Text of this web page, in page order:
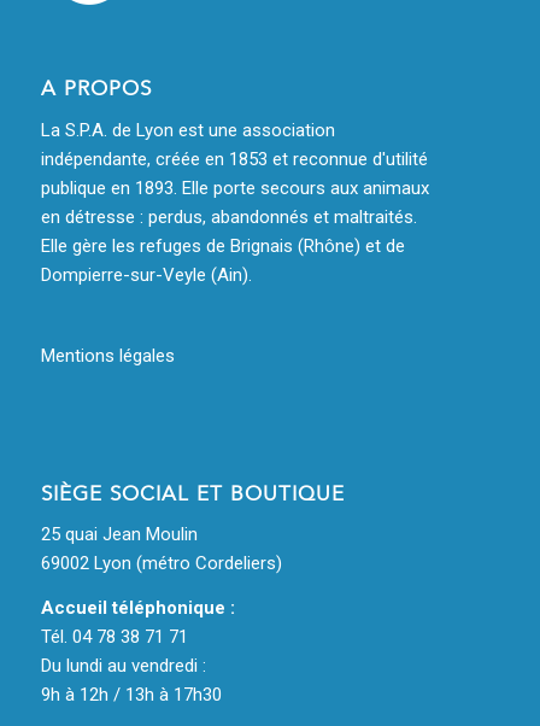
A PROPOS
La S.P.A. de Lyon est une association
indépendante, créée en 1853 et reconnue d'utilité
publique en 1893. Elle porte secours aux animaux
en détresse : perdus, abandonnés et maltraités.
Elle gère les refuges de Brignais (Rhône) et de
Dompierre-sur-Veyle (Ain).
Mentions légales
SIÈGE SOCIAL ET BOUTIQUE
25 quai Jean Moulin
69002 Lyon (métro Cordeliers)
Accueil téléphonique :
Tél. 04 78 38 71 71
Du lundi au vendredi :
9h à 12h / 13h à 17h30